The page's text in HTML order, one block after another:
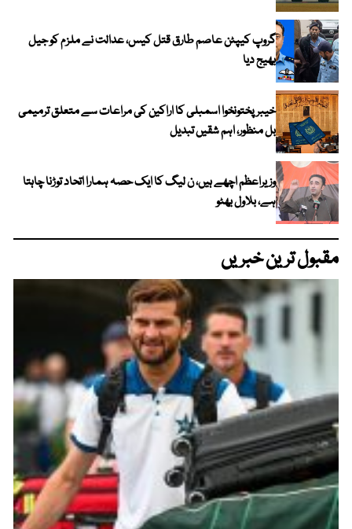
گروپ کیپٹن عاصم طارق قتل کیس، عدالت نے ملزم کو جیل
بھیج دیا
خیبرپختونخوا اسمبلی کا اراکین کی مراعات سے متعلق ترمیمی
بل منظور، اہم شقیں تبدیل
وزیراعظم اچھے ہیں، ن لیگ کا ایک حصہ ہمارا اتحاد توڑنا چاہتا
ہے، بلاول بھٹو
مقبول ترین خبریں